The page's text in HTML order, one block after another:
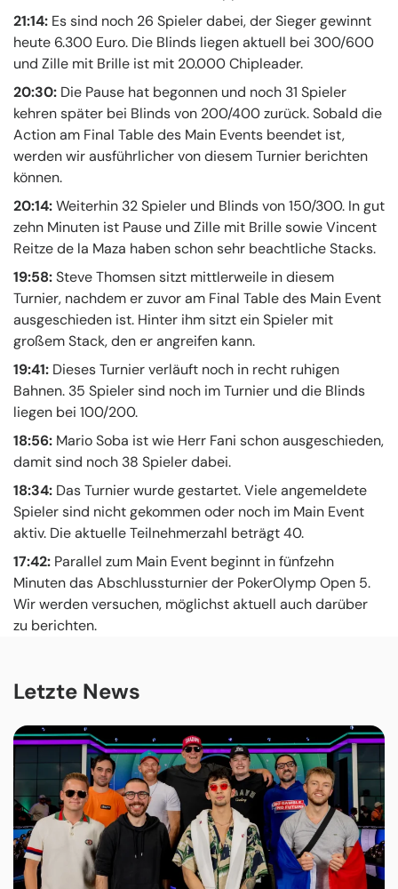
21:14: Es sind noch 26 Spieler dabei, der Sieger gewinnt
heute 6.300 Euro. Die Blinds liegen aktuell bei 300/600
und Zille mit Brille ist mit 20.000 Chipleader.
20:30: Die Pause hat begonnen und noch 31 Spieler
kehren später bei Blinds von 200/400 zurück. Sobald die
Action am Final Table des Main Events beendet ist,
werden wir ausführlicher von diesem Turnier berichten
können.
20:14:Weiterhin 32 Spieler und Blinds von 150/300. In gut
zehn Minuten ist Pause und Zille mit Brille sowie Vincent
Reitze de la Maza haben schon sehr beachtliche Stacks.
19:58:Steve Thomsen sitzt mittlerweile in diesem
Turnier, nachdem er zuvor am Final Table des Main Event
ausgeschieden ist. Hinter ihm sitzt ein Spieler mit
großem Stack, den er angreifen kann.
19:41: Dieses Turnier verläuft noch in recht ruhigen
Bahnen. 35 Spieler sind noch im Turnier und die Blinds
liegen bei 100/200.
18:56: Mario Soba ist wie Herr Fani schon ausgeschieden,
damit sind noch 38 Spieler dabei.
18:34: Das Turnier wurde gestartet. Viele angemeldete
Spieler sind nicht gekommen oder noch im Main Event
aktiv. Die aktuelle Teilnehmerzahl beträgt 40.
17:42: Parallel zum Main Event beginnt in fünfzehn
Minuten das Abschlussturnier der PokerOlymp Open 5.
Wir werden versuchen, möglichst aktuell auch darüber
zu berichten.
Letzte News